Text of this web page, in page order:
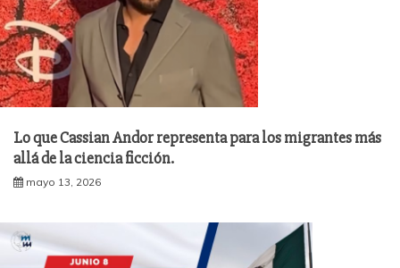
Lo que Cassian Andor representa para los migrantes más
allá de la ciencia ficción.
mayo 13, 2026